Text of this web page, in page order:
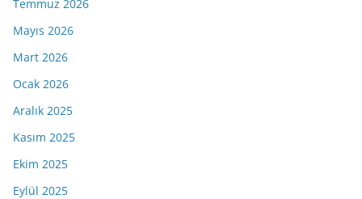
Temmuz 2026
Mayıs 2026
Mart 2026
Ocak 2026
Aralık 2025
Kasım 2025
Ekim 2025
Eylül 2025